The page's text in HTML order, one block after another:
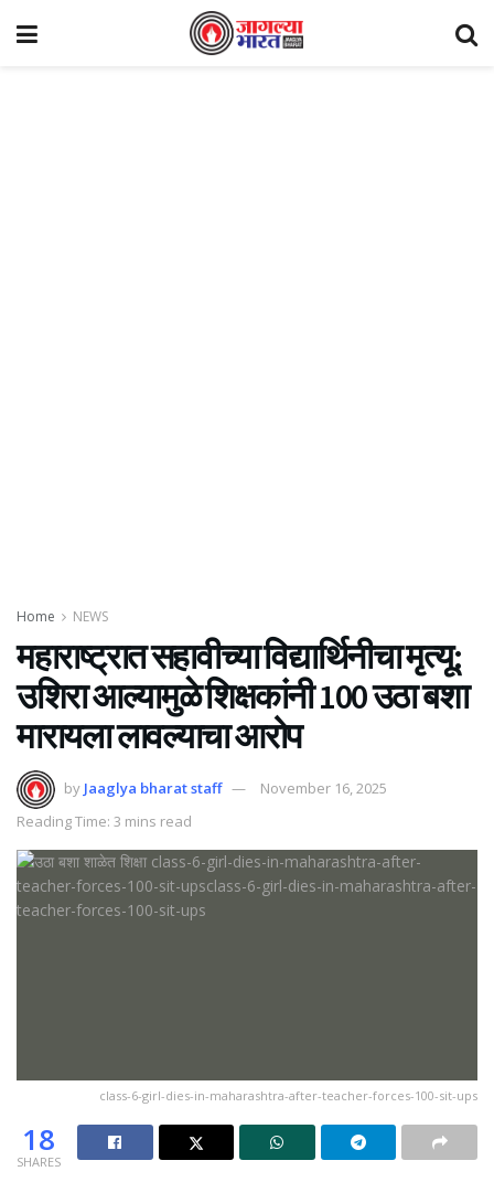
Home NEWS
महाराष्ट्रात सहावीच्या विद्यार्थिनीचा मृत्यू:
उशिरा आल्यामुळे शिक्षकांनी 100 उठा बशा
मारायला लावल्याचा आरोप
by Jaaglya bharat staff
November 16, 2025
Reading Time: 3 mins read
class-6-girl-dies-in-maharashtra-after-teacher-forces-100-sit-ups
18
SHARES